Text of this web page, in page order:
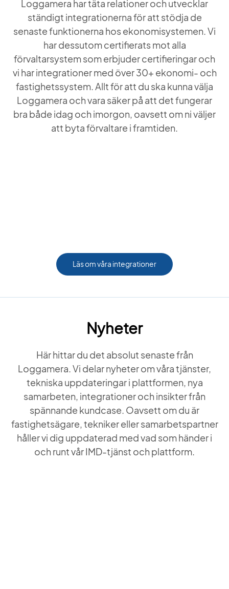
Loggamera har täta relationer och utvecklar
ständigt integrationerna för att stödja de
senaste funktionerna hos ekonomisystemen. Vi
har dessutom certifierats mot alla
förvaltarsystem som erbjuder certifieringar och
vi har integrationer med över 30+ ekonomi- och
fastighetssystem. Allt för att du ska kunna välja
Loggamera och vara säker på att det fungerar
bra både idag och imorgon, oavsett om ni väljer
att byta förvaltare i framtiden.
Läs om våra integrationer
Nyheter
Här hittar du det absolut senaste från
Loggamera. Vi delar nyheter om våra tjänster,
tekniska uppdateringar i plattformen, nya
samarbeten, integrationer och insikter från
spännande kundcase. Oavsett om du är
fastighetsägare, tekniker eller samarbetspartner
håller vi dig uppdaterad med vad som händer i
och runt vår IMD-tjänst och plattform.